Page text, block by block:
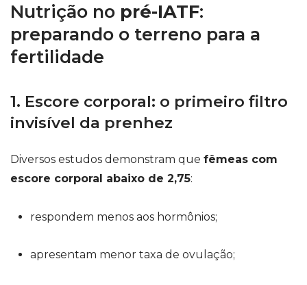
Nutrição no pré-IATF:
preparando o terreno para a
fertilidade
1. Escore corporal: o primeiro filtro
invisível da prenhez
Diversos estudos demonstram que fêmeas com
escore corporal abaixo de 2,75:
respondem menos aos hormônios;
apresentam menor taxa de ovulação;